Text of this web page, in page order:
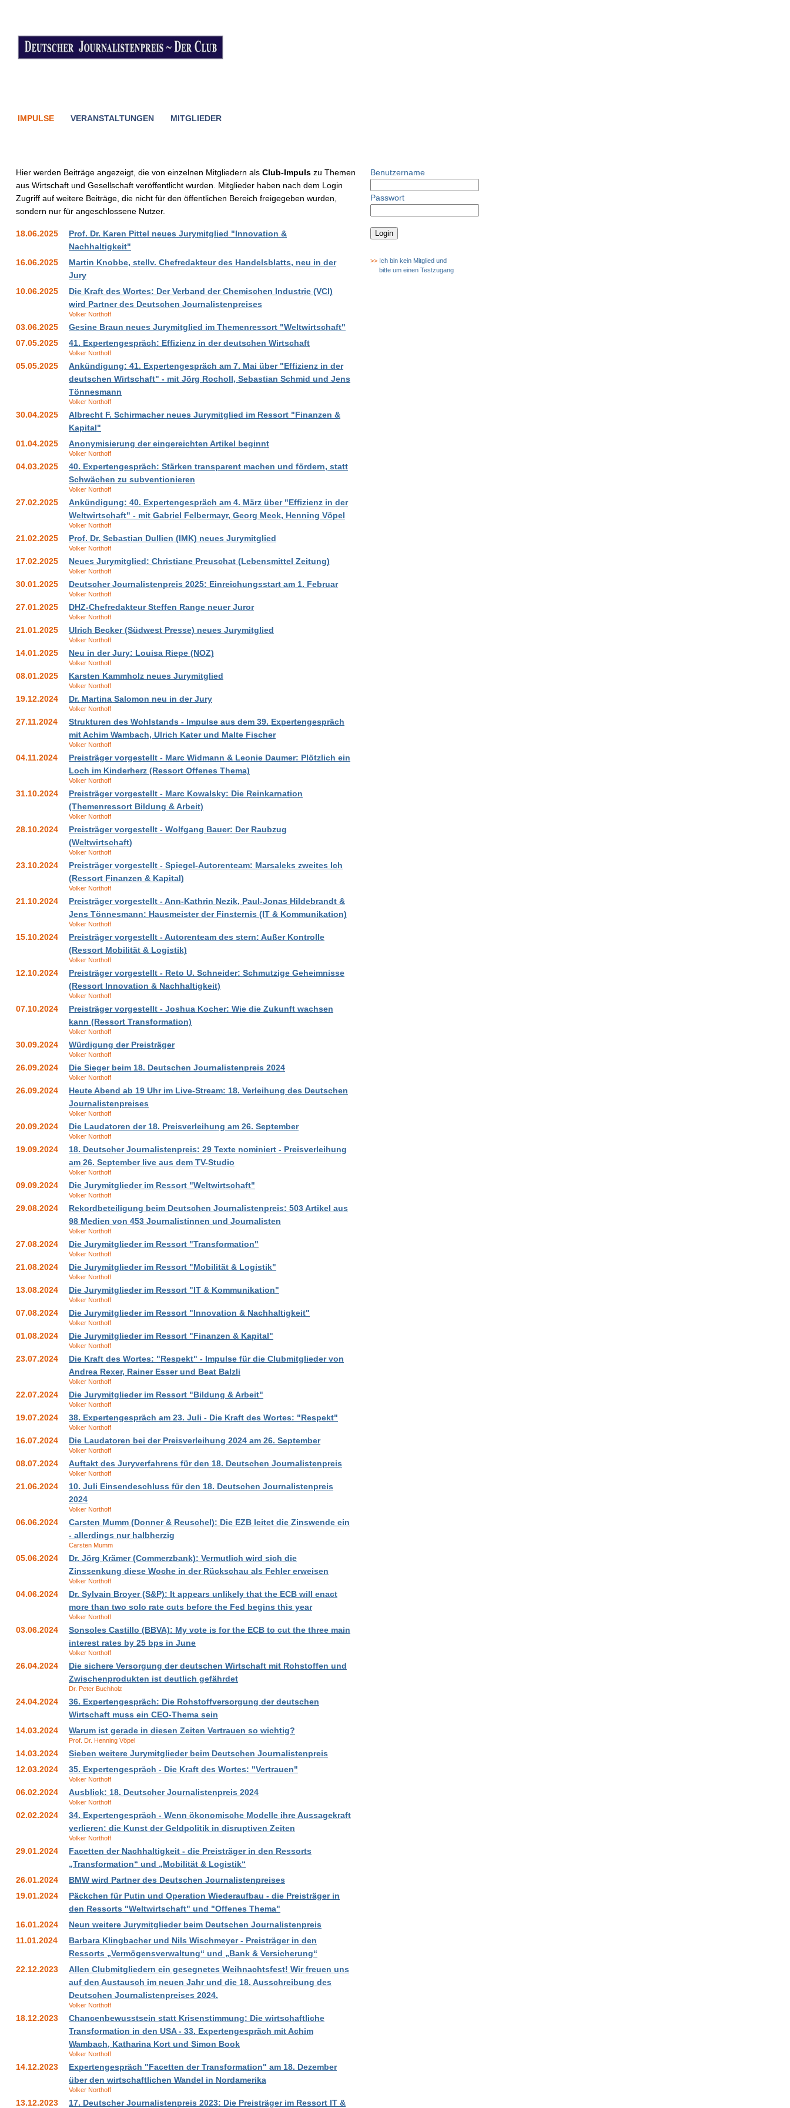
Hier werden Beiträge angezeigt, die von einzelnen Mitgliedern als Club-Impuls zu Themen
aus Wirtschaft und Gesellschaft veröffentlicht wurden. Mitglieder haben nach dem Login
Zugriff auf weitere Beiträge, die nicht für den öffentlichen Bereich freigegeben wurden,
sondern nur für angeschlossene Nutzer.
18.06.2025
Prof. Dr. Karen Pittel neues Jurymitglied "Innovation &
Nachhaltigkeit"
16.06.2025
Martin Knobbe, stellv. Chefredakteur des Handelsblatts, neu in der
Jury
10.06.2025
Die Kraft des Wortes: Der Verband der Chemischen Industrie (VCI)
wird Partner des Deutschen Journalistenpreises
Volker Northoff
03.06.2025
Gesine Braun neues Jurymitglied im Themenressort "Weltwirtschaft"
07.05.2025
41. Expertengespräch: Effizienz in der deutschen Wirtschaft
Volker Northoff
05.05.2025
Ankündigung: 41. Expertengespräch am 7. Mai über "Effizienz in der
deutschen Wirtschaft" - mit Jörg Rocholl, Sebastian Schmid und Jens
Tönnesmann
Volker Northoff
30.04.2025
Albrecht F. Schirmacher neues Jurymitglied im Ressort "Finanzen &
Kapital"
01.04.2025
Anonymisierung der eingereichten Artikel beginnt
Volker Northoff
04.03.2025
40. Expertengespräch: Stärken transparent machen und fördern, statt
Schwächen zu subventionieren
Volker Northoff
27.02.2025
Ankündigung: 40. Expertengespräch am 4. März über "Effizienz in der
Weltwirtschaft" - mit Gabriel Felbermayr, Georg Meck, Henning Vöpel
Volker Northoff
21.02.2025 Prof. Dr. Sebastian Dullien (IMK) neues Jurymitglied
Volker Northoff
17.02.2025 Neues Jurymitglied: Christiane Preuschat (Lebensmittel Zeitung)
Volker Northoff
30.01.2025 Deutscher Journalistenpreis 2025: Einreichungsstart am 1. Februar
Volker Northoff
27.01.2025 DHZ-Chefredakteur Steffen Range neuer Juror
Volker Northoff
21.01.2025 Ulrich Becker (Südwest Presse) neues Jurymitglied
Volker Northoff
14.01.2025 Neu in der Jury: Louisa Riepe (NOZ)
Volker Northoff
08.01.2025 Karsten Kammholz neues Jurymitglied
Volker Northoff
19.12.2024 Dr. Martina Salomon neu in der Jury
Volker Northoff
27.11.2024
Strukturen des Wohlstands - Impulse aus dem 39. Expertengespräch
mit Achim Wambach, Ulrich Kater und Malte Fischer
Volker Northoff
04.11.2024
Preisträger vorgestellt - Marc Widmann & Leonie Daumer: Plötzlich ein
Loch im Kinderherz (Ressort Offenes Thema)
Volker Northoff
31.10.2024
Preisträger vorgestellt - Marc Kowalsky: Die Reinkarnation
(Themenressort Bildung & Arbeit)
Volker Northoff
28.10.2024
Preisträger vorgestellt - Wolfgang Bauer: Der Raubzug
(Weltwirtschaft)
Volker Northoff
23.10.2024
Preisträger vorgestellt - Spiegel-Autorenteam: Marsaleks zweites Ich
(Ressort Finanzen & Kapital)
Volker Northoff
21.10.2024
Preisträger vorgestellt - Ann-Kathrin Nezik, Paul-Jonas Hildebrandt &
Jens Tönnesmann: Hausmeister der Finsternis (IT & Kommunikation)
Volker Northoff
15.10.2024
Preisträger vorgestellt - Autorenteam des stern: Außer Kontrolle
(Ressort Mobilität & Logistik)
Volker Northoff
12.10.2024
Preisträger vorgestellt - Reto U. Schneider: Schmutzige Geheimnisse
(Ressort Innovation & Nachhaltigkeit)
Volker Northoff
07.10.2024
Preisträger vorgestellt - Joshua Kocher: Wie die Zukunft wachsen
kann (Ressort Transformation)
Volker Northoff
30.09.2024 Würdigung der Preisträger
Volker Northoff
26.09.2024 Die Sieger beim 18. Deutschen Journalistenpreis 2024
Volker Northoff
26.09.2024
Heute Abend ab 19 Uhr im Live-Stream: 18. Verleihung des Deutschen
Journalistenpreises
Volker Northoff
20.09.2024 Die Laudatoren der 18. Preisverleihung am 26. September
Volker Northoff
19.09.2024
18. Deutscher Journalistenpreis: 29 Texte nominiert - Preisverleihung
am 26. September live aus dem TV-Studio
Volker Northoff
09.09.2024 Die Jurymitglieder im Ressort "Weltwirtschaft"
Volker Northoff
29.08.2024
Rekordbeteiligung beim Deutschen Journalistenpreis: 503 Artikel aus
98 Medien von 453 Journalistinnen und Journalisten
Volker Northoff
27.08.2024 Die Jurymitglieder im Ressort "Transformation"
Volker Northoff
21.08.2024 Die Jurymitglieder im Ressort "Mobilität & Logistik"
Volker Northoff
13.08.2024 Die Jurymitglieder im Ressort "IT & Kommunikation"
Volker Northoff
07.08.2024 Die Jurymitglieder im Ressort "Innovation & Nachhaltigkeit"
Volker Northoff
01.08.2024 Die Jurymitglieder im Ressort "Finanzen & Kapital"
Volker Northoff
23.07.2024
Die Kraft des Wortes: "Respekt" - Impulse für die Clubmitglieder von
Andrea Rexer, Rainer Esser und Beat Balzli
Volker Northoff
22.07.2024 Die Jurymitglieder im Ressort "Bildung & Arbeit"
Volker Northoff
19.07.2024 38. Expertengespräch am 23. Juli - Die Kraft des Wortes: "Respekt"
Volker Northoff
16.07.2024 Die Laudatoren bei der Preisverleihung 2024 am 26. September
Volker Northoff
08.07.2024 Auftakt des Juryverfahrens für den 18. Deutschen Journalistenpreis
Volker Northoff
21.06.2024
10. Juli Einsendeschluss für den 18. Deutschen Journalistenpreis
2024
Volker Northoff
06.06.2024
Carsten Mumm (Donner & Reuschel): Die EZB leitet die Zinswende ein
- allerdings nur halbherzig
Carsten Mumm
05.06.2024
Dr. Jörg Krämer (Commerzbank): Vermutlich wird sich die
Zinssenkung diese Woche in der Rückschau als Fehler erweisen
Volker Northoff
04.06.2024
Dr. Sylvain Broyer (S&P): It appears unlikely that the ECB will enact
more than two solo rate cuts before the Fed begins this year
Volker Northoff
03.06.2024
Sonsoles Castillo (BBVA): My vote is for the ECB to cut the three main
interest rates by 25 bps in June
Volker Northoff
26.04.2024
Die sichere Versorgung der deutschen Wirtschaft mit Rohstoffen und
Zwischenprodukten ist deutlich gefährdet
Dr. Peter Buchholz
24.04.2024
36. Expertengespräch: Die Rohstoffversorgung der deutschen
Wirtschaft muss ein CEO-Thema sein
14.03.2024
Warum ist gerade in diesen Zeiten Vertrauen so wichtig?
Prof. Dr. Henning Vöpel
14.03.2024
Sieben weitere Jurymitglieder beim Deutschen Journalistenpreis
12.03.2024
35. Expertengespräch - Die Kraft des Wortes: "Vertrauen"
Volker Northoff
06.02.2024 Ausblick: 18. Deutscher Journalistenpreis 2024
Volker Northoff
02.02.2024
34. Expertengespräch - Wenn ökonomische Modelle ihre Aussagekraft
verlieren: die Kunst der Geldpolitik in disruptiven Zeiten
Volker Northoff
29.01.2024
Facetten der Nachhaltigkeit - die Preisträger in den Ressorts
„Transformation“ und „Mobilität & Logistik“
26.01.2024
BMW wird Partner des Deutschen Journalistenpreises
19.01.2024
Päckchen für Putin und Operation Wiederaufbau - die Preisträger in
den Ressorts "Weltwirtschaft" und "Offenes Thema"
16.01.2024
Neun weitere Jurymitglieder beim Deutschen Journalistenpreis
11.01.2024
Barbara Klingbacher und Nils Wischmeyer - Preisträger in den
Ressorts „Vermögensverwaltung“ und „Bank & Versicherung“
22.12.2023
Allen Clubmitgliedern ein gesegnetes Weihnachtsfest! Wir freuen uns
auf den Austausch im neuen Jahr und die 18. Ausschreibung des
Deutschen Journalistenpreises 2024.
Volker Northoff
18.12.2023
Chancenbewusstsein statt Krisenstimmung: Die wirtschaftliche
Transformation in den USA - 33. Expertengespräch mit Achim
Wambach, Katharina Kort und Simon Book
Volker Northoff
14.12.2023
Expertengespräch "Facetten der Transformation" am 18. Dezember
über den wirtschaftlichen Wandel in Nordamerika
Volker Northoff
13.12.2023 17. Deutscher Journalistenpreis 2023: Die Preisträger im Ressort IT &
Benutzername
Passwort
>> Ich bin kein Mitglied und
bitte um einen Testzugang
IMPULSE VERANSTALTUNGEN MITGLIEDER